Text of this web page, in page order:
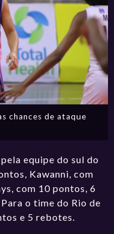
chances de ataque
equipe do sul do
Kawanni, com
com 10 pontos, 6
o time do Rio de
e 5 rebotes.